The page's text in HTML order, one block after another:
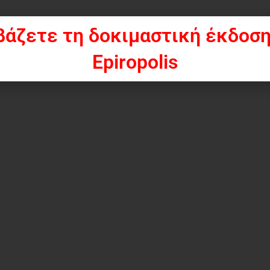
τη δοκιμαστική
Epiropolis